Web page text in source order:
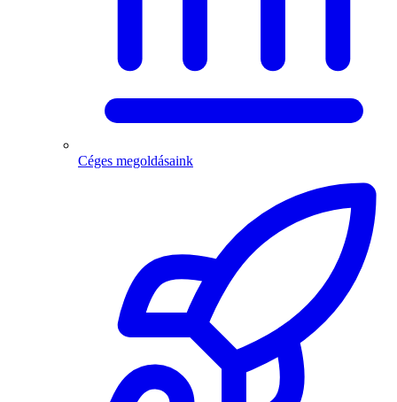
Céges megoldásaink